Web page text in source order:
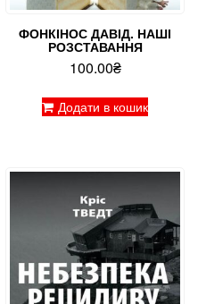
ФОНКІНОС ДАВІД. НАШІ
РОЗСТАВАННЯ
100.00₴
Додати в кошик